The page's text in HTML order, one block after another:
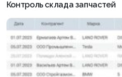
Контроль склада запчастей